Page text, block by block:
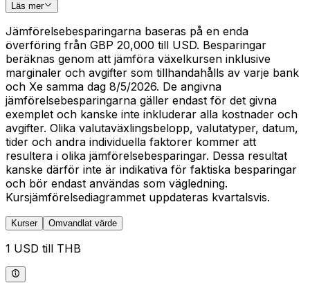
Läs mer
Jämförelsebesparingarna baseras på en enda
överföring från GBP 20,000 till USD. Besparingar
beräknas genom att jämföra växelkursen inklusive
marginaler och avgifter som tillhandahålls av varje bank
och Xe samma dag 8/5/2026. De angivna
jämförelsebesparingarna gäller endast för det givna
exemplet och kanske inte inkluderar alla kostnader och
avgifter. Olika valutaväxlingsbelopp, valutatyper, datum,
tider och andra individuella faktorer kommer att
resultera i olika jämförelsebesparingar. Dessa resultat
kanske därför inte är indikativa för faktiska besparingar
och bör endast användas som vägledning.
Kursjämförelsediagrammet uppdateras kvartalsvis.
Kurser Omvandlat värde
1 USD till THB